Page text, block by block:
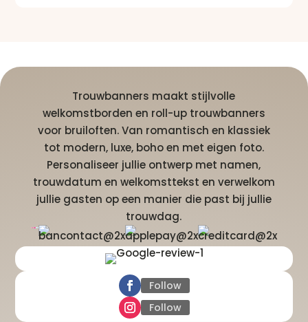
Trouwbanners maakt stijlvolle
welkomstborden en roll-up trouwbanners
voor bruiloften. Van romantisch en klassiek
tot modern, luxe, boho en met eigen foto.
Personaliseer jullie ontwerp met namen,
trouwdatum en welkomsttekst en verwelkom
jullie gasten op een manier die past bij jullie
trouwdag.
Follow
Follow